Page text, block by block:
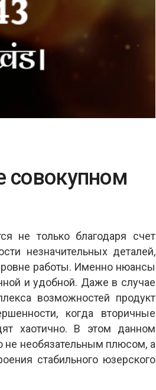
совокупном
не только благодаря счет
незначительных деталей,
работы. Именно нюансы
и удобной. Даже в случае
возможностей продукт
когда вторичные
хаотично. В этом данном
не необязательным плюсом, а
стабильного юзерского